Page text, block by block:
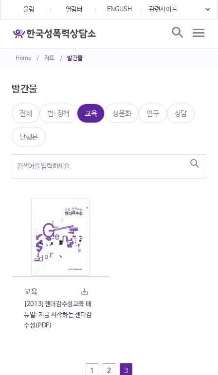
Home / 자료 / 발간물
울림 열림터 ENGLISH
발간물
전체 법·정책 교육 성문화 연구 상담
단행본
교육
[2013] 젠더감수성교육 매
뉴얼: 지금 시작하는 젠더감
수성(PDF)
1 2 3